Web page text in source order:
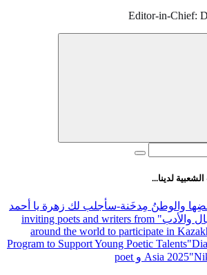
زهرة يا أحمد
" inviting
around the
Program to